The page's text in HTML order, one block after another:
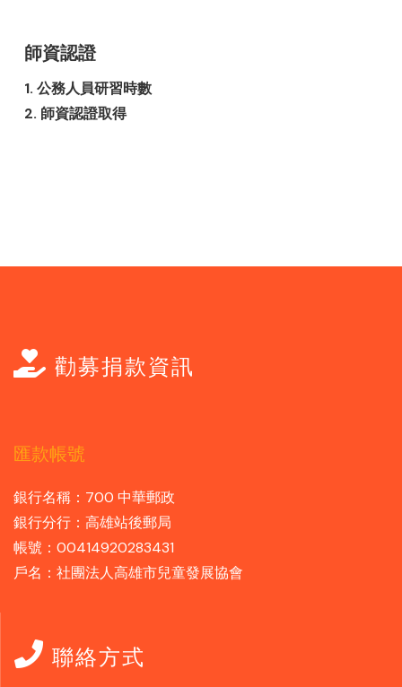
師資認證
1. 公務人員研習時數
2. 師資認證取得
勸募捐款資訊
匯款帳號
銀行名稱：700 中華郵政
銀行分行：高雄站後郵局
帳號：00414920283431
戶名：社團法人高雄市兒童發展協會
聯絡方式